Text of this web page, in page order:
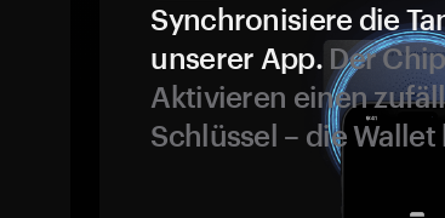
Synchronisiere die
unserer App.Der
Aktivieren einen
Schlüssel – die